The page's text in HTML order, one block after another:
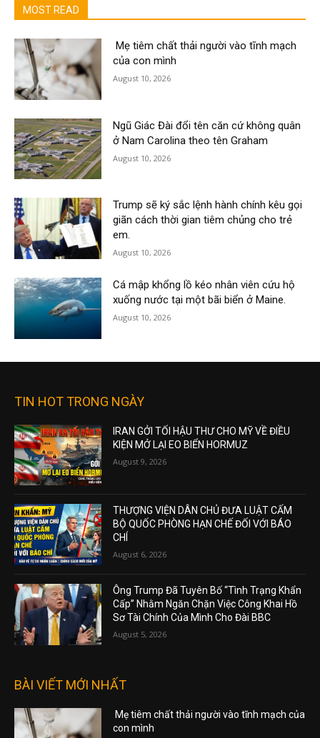
MOST READ
Mẹ tiêm chất thải người vào tĩnh mạch
của con mình
August 10, 2026
Ngũ Giác Đài đổi tên căn cứ không quân
ở Nam Carolina theo tên Graham
August 10, 2026
Trump sẽ ký sắc lệnh hành chính kêu gọi
giãn cách thời gian tiêm chủng cho trẻ
em.
August 10, 2026
Cá mập khổng lồ kéo nhân viên cứu hộ
xuống nước tại một bãi biển ở Maine.
August 10, 2026
TIN HOT TRONG NGÀY
IRAN GỞI TỐI HẬU THƯ CHO MỸ VỀ ĐIỀU
KIỆN MỞ LẠI EO BIỂN HORMUZ
August 9, 2026
THƯỢNG VIỆN DÂN CHỦ ĐƯA LUẬT CẤM
BỘ QUỐC PHÒNG HẠN CHẾ ĐỐI VỚI BÁO
CHÍ
August 6, 2026
Ông Trump Đã Tuyên Bố “Tình Trạng Khẩn
Cấp” Nhằm Ngăn Chặn Việc Công Khai Hồ
Sơ Tài Chính Của Mình Cho Đài BBC
August 5, 2026
BÀI VIẾT MỚI NHẤT
Mẹ tiêm chất thải người vào tĩnh mạch của
con mình